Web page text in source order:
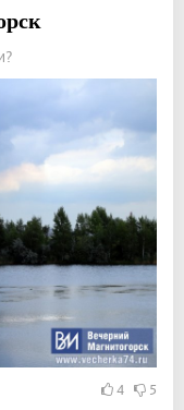
4 5